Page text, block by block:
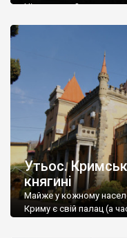
Ніжин греки?
Утьос.
княгині
Майже у кожному
Криму є свій палац (а